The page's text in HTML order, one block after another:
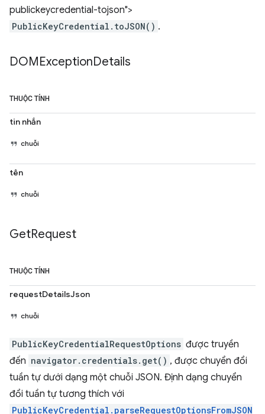
publickeycredential-tojson">
PublicKeyCredential.toJSON() .
DOMExceptionDetails
THUỘC TÍNH
tin nhắn
chuỗi
tên
chuỗi
GetRequest
THUỘC TÍNH
requestDetailsJson
chuỗi
PublicKeyCredentialRequestOptions được truyền
đến navigator.credentials.get() , được chuyển đổi
tuần tự dưới dạng một chuỗi JSON. Định dạng chuyển
đổi tuần tự tương thích với
PublicKeyCredential.parseRequestOptionsFromJSON